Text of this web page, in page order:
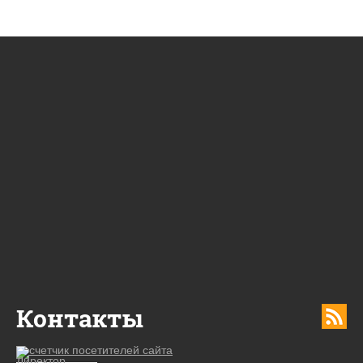
Контакты